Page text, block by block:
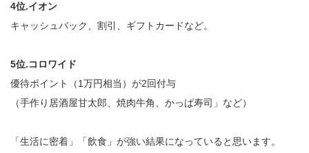
4位.イオン
キャッシュバック、割引、ギフトカードなど。
5位.コロワイド
優待ポイント（1万円相当）が2回付与
（手作り居酒屋甘太郎、焼肉牛角、かっぱ寿司」など）
「生活に密着」「飲食」が強い結果になっていると思います。